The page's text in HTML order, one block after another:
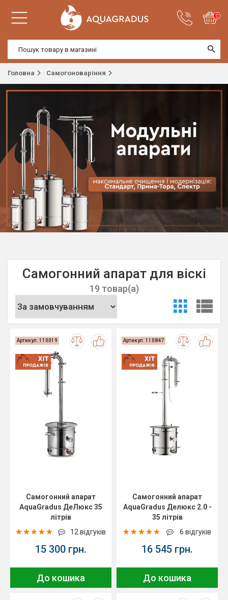
0
Головна Самогоноваріння
Самогонний апарат для віскі
19 товар(а)
Артикул: 110019
Самогонний апарат
AquaGradus ДеЛюкс 35
літрів
12 відгуків
15 300 грн.
До кошика
Артикул: 110847
Самогонний апарат
AquaGradus Делюкс 2.0 -
35 літрів
6 відгуків
16 545 грн.
До кошика